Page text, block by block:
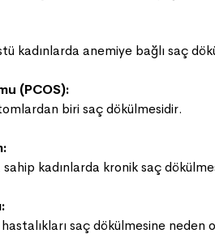
kadınlarda anemiye bağlı saç
(PCOS):
biri saç dökülmesidir.
kadınlarda kronik saç
saç dökülmesine neden